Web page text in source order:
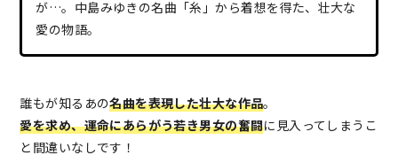
が…。中島みゆきの名曲「糸」から着想を得た、壮大な
愛の物語。
誰もが知るあの名曲を表現した壮大な作品。
愛を求め、運命にあらがう若き男女の奮闘に見入ってしまうこ
と間違いなしです！